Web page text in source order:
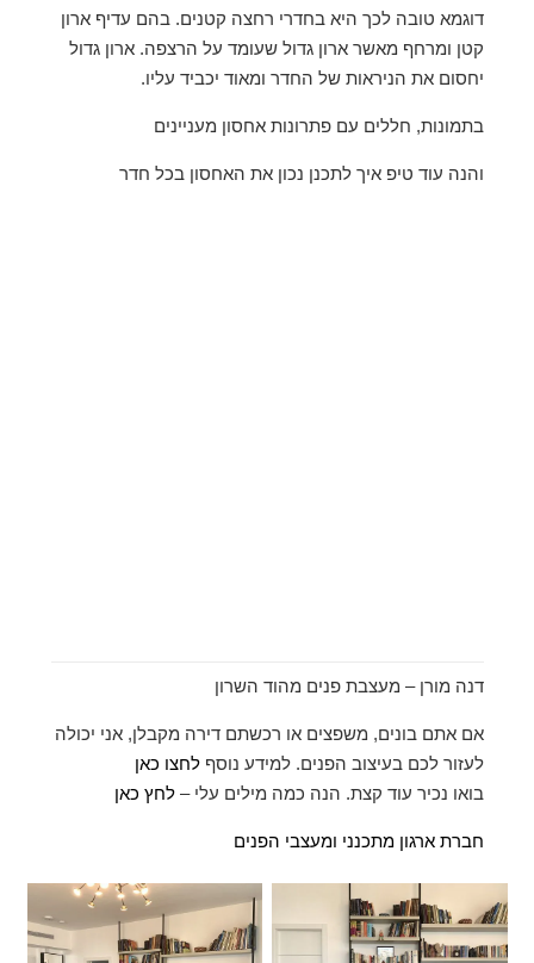
דוגמא טובה לכך היא בחדרי רחצה קטנים. בהם עדיף ארון
קטן ומרחף מאשר ארון גדול שעומד על הרצפה. ארון גדול
יחסום את הניראות של החדר ומאוד יכביד עליו.
בתמונות, חללים עם פתרונות אחסון מעניינים
והנה עוד טיפ איך לתכנן נכון את האחסון בכל חדר
דנה מורן – מעצבת פנים מהוד השרון
אם אתם בונים, משפצים או רכשתם דירה מקבלן, אני יכולה
לעזור לכם בעיצוב הפנים. למידע נוסףלחצו כאן
בואו נכיר עוד קצת. הנה כמה מילים עלי –לחץ כאן
חברת ארגון מתכנני ומעצבי הפנים